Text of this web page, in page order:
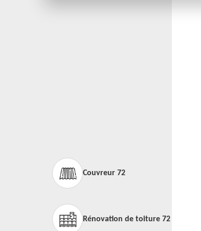
Couvreur 72
Rénovation de toiture 72